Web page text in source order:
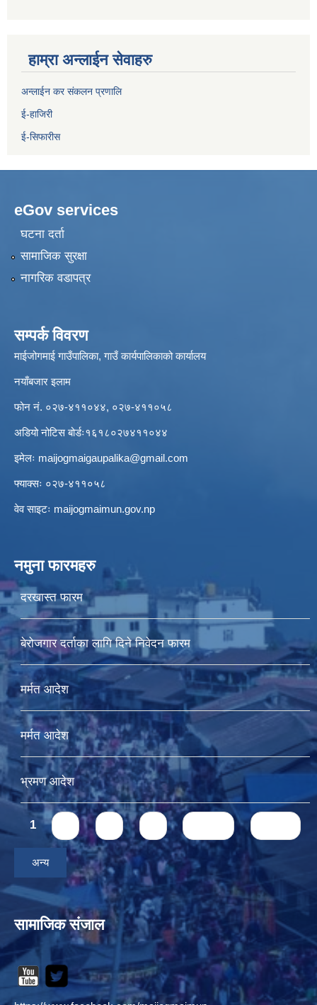
हाम्रा अन्लाईन सेवाहरु
अन्लाईन कर संकलन प्रणालि
ई-हाजिरी
ई-सिफारीस
eGov services
घटना दर्ता
सामाजिक सुरक्षा
नागरिक वडापत्र
सम्पर्क विवरण
माईजोगमाई गाउँपालिका, गाउँ कार्यपालिकाको कार्यालय
नयाँबजार इलाम
फोन नं. ०२७-४११०४४, ०२७-४११०५८
अडियो नोटिस बोर्डः१६१८०२७४११०४४
इमेलः maijogmaigaupalika@gmail.com
फ्याक्सः ०२७-४११०५८
वेव साइटः maijogmaimun.gov.np
नमुना फारमहरु
दरखास्त फारम
बेरोजगार दर्ताका लागि दिने निवेदन फारम
मर्मत आदेश
मर्मत आदेश
भ्रमण आदेश
Pages
1
अन्य
सामाजिक संजाल